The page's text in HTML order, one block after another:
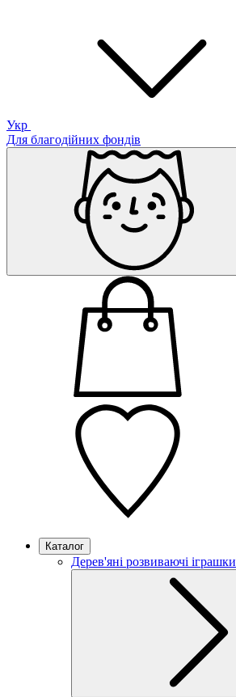
Укр
Для благодійних фондів
Каталог
Дерев'яні розвиваючі іграшки